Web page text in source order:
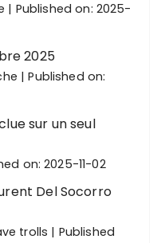
Published on: 2025-
2025
Published on:
sur un seul
on: 2025-11-02
Del Socorro
trolls Published